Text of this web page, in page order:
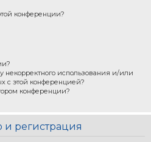
конференции?
некорректного использования и/или
с этой конференцией?
конференции?
регистрация